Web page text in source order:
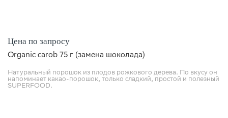
Цена по запросу
Organic carob 75 г (замена шоколада)
Натуральный порошок из плодов рожкового дерева. По вкусу он
напоминает какао-порошок, только сладкий, простой и полезный
SUPERFOOD.